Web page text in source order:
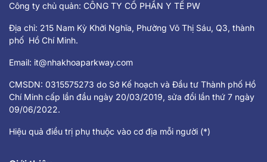
Công ty chủ quản: CÔNG TY CỔ PHẦN Y TẾ PW
Địa chỉ: 215 Nam Kỳ Khởi Nghĩa, Phường Võ Thị Sáu, Q3, thành
phố Hồ Chí Minh.
Email: it@nhakhoaparkway.com
CMSDN: 0315575273 do Sở Kế hoạch và Đầu tư Thành phố Hồ
Chí Minh cấp lần đầu ngày 20/03/2019, sửa đổi lần thứ 7 ngày
09/06/2022.
Hiệu quả điều trị phụ thuộc vào cơ địa mỗi người (*)